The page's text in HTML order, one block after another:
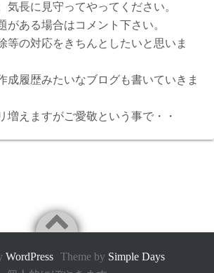
気長に見守ってやってください。
がある場合はコメント下さい。
等の対応をきちんとしたいと思いま
成履歴みたいなブログも書いていきま
増えますがご愛敬という事で・・
WordPress Theme by Simple Days